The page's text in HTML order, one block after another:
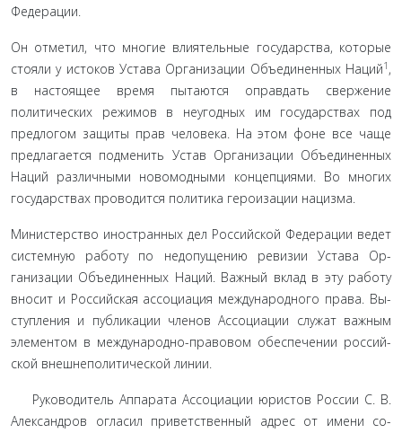
Федерации.
Он отметил, что многие влиятельные государства, ко­торые
стояли у истоков Устава Организации Объединенных Наций1 ,
в настоящее время пытаются оправдать свержение
политических режимов в неугодных им государствах под
предлогом защиты прав человека. На этом фоне все чаще
предлагается подменить Устав Организации Объединенных
Наций различными новомодными концепциями. Во многих
государствах проводится политика героизации нацизма.
Министерство иностранных дел Российской Федерации ведет
системную работу по недопущению ревизии Устава Ор­
ганизации Объединенных Наций. Важный вклад в эту работу
вносит и Российская ассоциация международного права. Вы­
ступления и публикации членов Ассоциации служат важным
элементом в международно-правовом обеспечении россий­
ской внешнеполитической линии.
Руководитель Аппарата Ассоциации юристов России С. В.
Александров огласил приветственный адрес от имени со­